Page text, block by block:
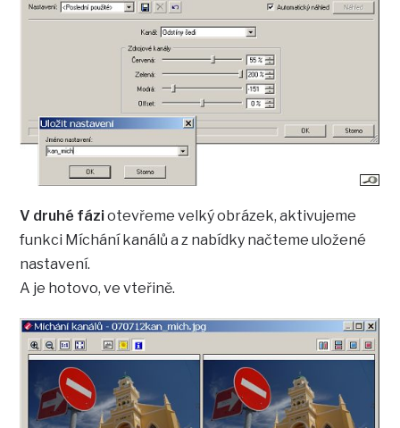
V druhé fáziotevřeme velký obrázek, aktivujeme
funkci Míchání kanálů a z nabídky načteme uložené
nastavení.
A je hotovo, ve vteřině.